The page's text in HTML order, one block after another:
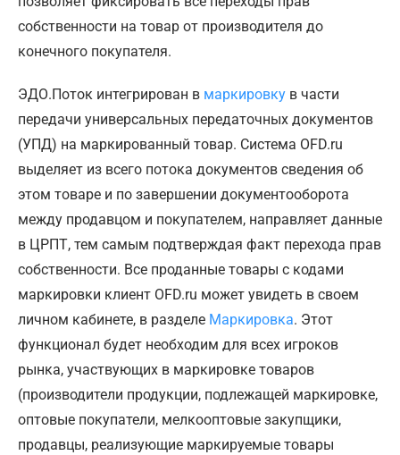
собственности на товар от производителя до
конечного покупателя.
ЭДО.Поток интегрирован в маркировку в части
передачи универсальных передаточных документов
(УПД) на маркированный товар. Система OFD.ru
выделяет из всего потока документов сведения об
этом товаре и по завершении документооборота
между продавцом и покупателем, направляет данные
в ЦРПТ, тем самым подтверждая факт перехода прав
собственности. Все проданные товары с кодами
маркировки клиент OFD.ru может увидеть в своем
личном кабинете, в разделе Маркировка. Этот
функционал будет необходим для всех игроков
рынка, участвующих в маркировке товаров
(производители продукции, подлежащей маркировке,
оптовые покупатели, мелкооптовые закупщики,
продавцы, реализующие маркируемые товары